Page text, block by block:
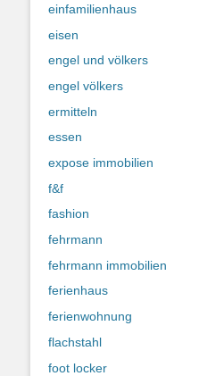
einfamilienhaus
eisen
engel und völkers
engel völkers
ermitteln
essen
expose immobilien
f&f
fashion
fehrmann
fehrmann immobilien
ferienhaus
ferienwohnung
flachstahl
foot locker